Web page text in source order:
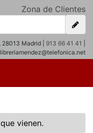
Zona de Clientes
Madrid | 913 66 41 41
libreriamendez@telefonica.net
vienen.